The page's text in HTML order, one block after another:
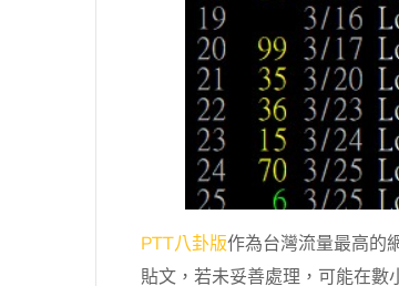
PTT八卦版作為台灣流量最高的
貼文，若未妥善處理，可能在